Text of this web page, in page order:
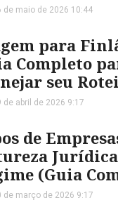
de maio de 2026 10:44
para
Completo
seu
de abril de 2026 9:17
de
(Guia
de março de 2026 9:17